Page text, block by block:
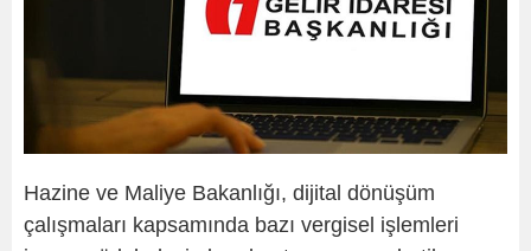
Hazine ve Maliye Bakanlığı, dijital dönüşüm
çalışmaları kapsamında bazı vergisel işlemleri